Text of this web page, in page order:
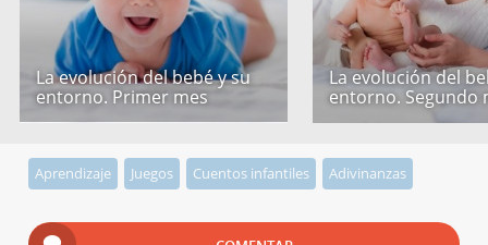
La evolución del bebé y su
entorno. Primer mes
La evolución del
entorno. Segundo
Aprendizaje Juegos Cuentos infantiles Adivinanzas